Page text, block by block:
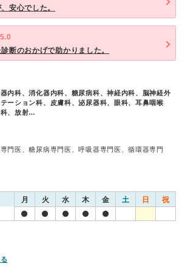
安心でした。
5.0
断のおかげで助かりました。
内科、消化器内科、糖尿病科、神経内科、脳神経外
ーション科、皮膚科、泌尿器科、眼科、耳鼻咽喉
科、放射…
門医、糖尿病専門医、呼吸器専門医、循環器専門
月 火 水 木 金 土 日 祝